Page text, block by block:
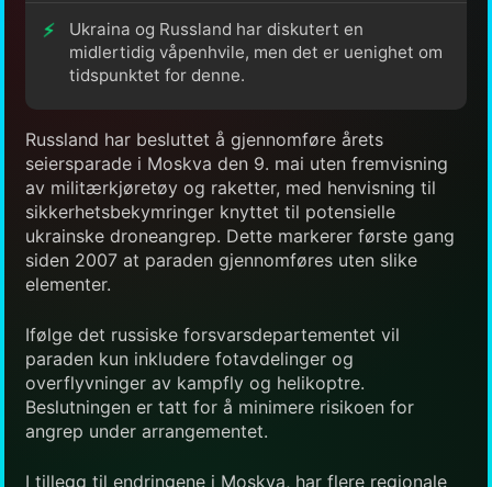
Ukraina og Russland har diskutert en
midlertidig våpenhvile, men det er uenighet om
tidspunktet for denne.
Russland har besluttet å gjennomføre årets
seiersparade i Moskva den 9. mai uten fremvisning
av militærkjøretøy og raketter, med henvisning til
sikkerhetsbekymringer knyttet til potensielle
ukrainske droneangrep. Dette markerer første gang
siden 2007 at paraden gjennomføres uten slike
elementer.
Ifølge det russiske forsvarsdepartementet vil
paraden kun inkludere fotavdelinger og
overflyvninger av kampfly og helikoptre.
Beslutningen er tatt for å minimere risikoen for
angrep under arrangementet.
I tillegg til endringene i Moskva, har flere regionale